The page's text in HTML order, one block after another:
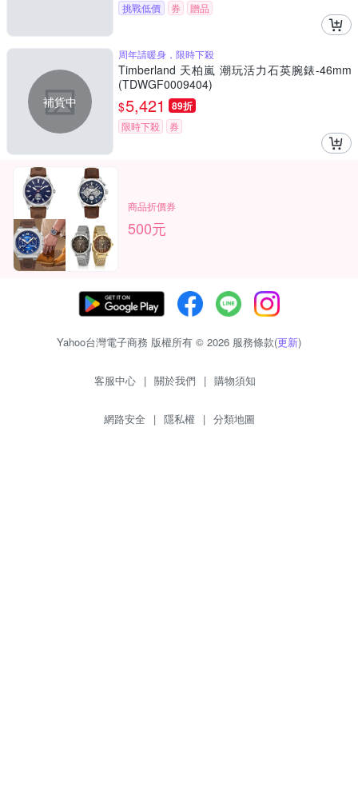
挑戰低價 券 贈品
補貨中
周年請暖身，限時下殺
Timberland 天柏嵐 潮玩活力石英腕錶-46mm
(TDWGF0009404)
$5,421 89折
限時下殺 券
商品折價券
500元
Yahoo台灣電子商務 版權所有 © 2026 服務條款(更新)
客服中心 | 關於我們 | 購物須知
網路安全 | 隱私權 | 分類地圖